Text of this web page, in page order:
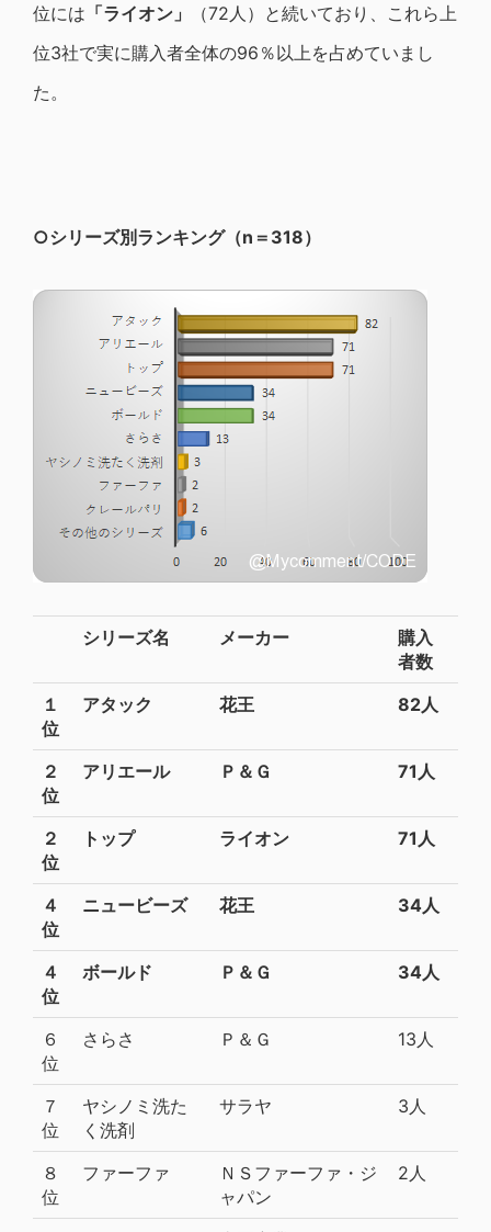
位には 「ライオン」
（72人）と続いており、これら上
位3社で実に購入者全体の96％以上を占めていまし
た。
○シリーズ別ランキング（n＝318）
シリーズ名 メーカー
購入
者数
１
位
アタック 花王 82人
２
位
アリエール Ｐ＆Ｇ 71人
２
位
トップ ライオン 71人
４
位
ニュービーズ 花王 34人
４
位
ボールド Ｐ＆Ｇ 34人
６
位
さらさ Ｐ＆Ｇ 13人
７
位
ヤシノミ洗た
く洗剤
サラヤ 3人
８
位
ファーファ
ＮＳファーファ・ジ
ャパン
2人